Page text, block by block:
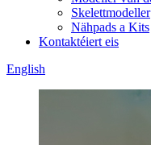
Skelettmodeller
Nähpads a Kits
Kontaktéiert eis
English